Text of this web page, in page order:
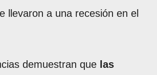
llevaron a una recesión en el
demuestran que las